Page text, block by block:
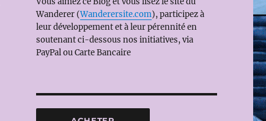
Wanderer (Wanderersite.com), participez à
leur développement et à leur pérennité en
soutenant ci-dessous nos initiatives, via
PayPal ou Carte Bancaire